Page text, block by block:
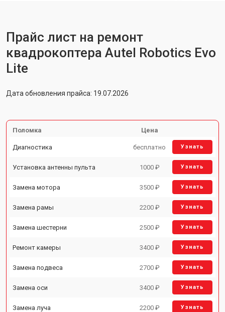
Прайс лист на ремонт
квадрокоптера Autel Robotics Evo
Lite
Дата обновления прайса: 19.07.2026
Поломка Цена
Диагностика бесплатно Узнать
Установка антенны пульта 1000 ₽ Узнать
Замена мотора 3500 ₽ Узнать
Замена рамы 2200 ₽ Узнать
Замена шестерни 2500 ₽ Узнать
Ремонт камеры 3400 ₽ Узнать
Замена подвеса 2700 ₽ Узнать
Замена оси 3400 ₽ Узнать
Замена луча 2200 ₽ Узнать